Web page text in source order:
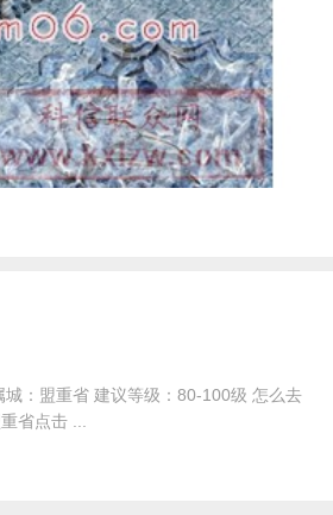
：盟重省 建议等级：80-100级 怎么去
省点击 ...